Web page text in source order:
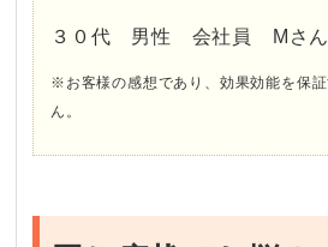
３０代 男性 会社員 Mさん
※お客様の感想であり、効果効能を保
ん。